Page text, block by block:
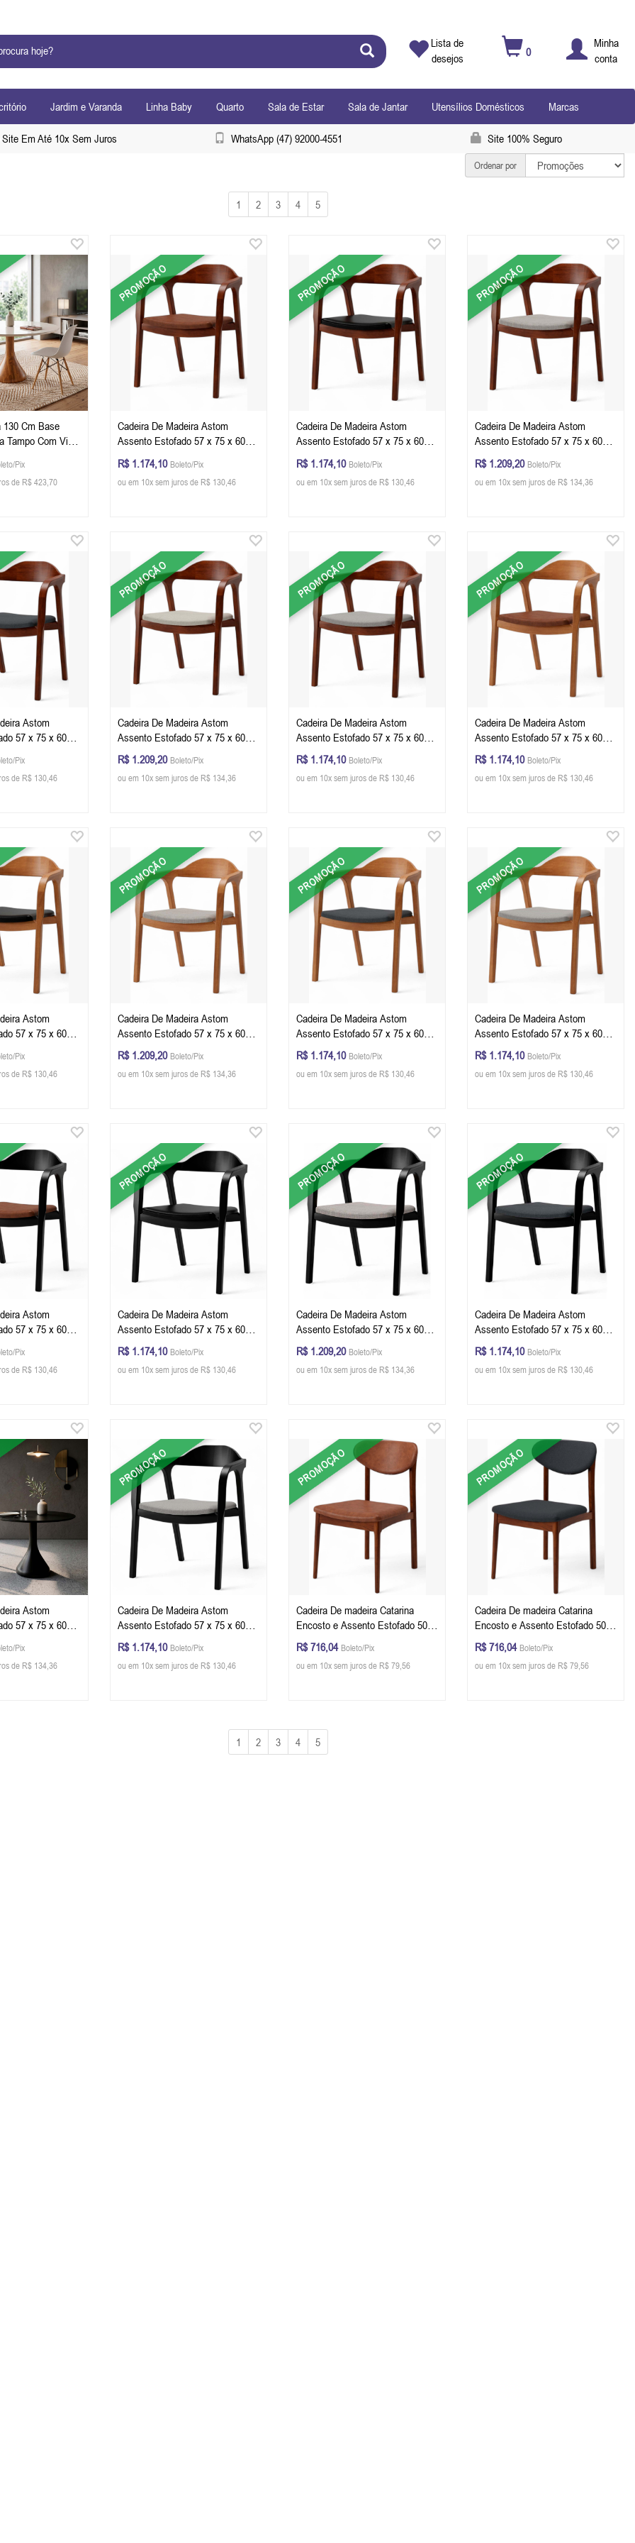
Lista de
desejos
0
Minha
conta
Jardim e Varanda Linha Baby Quarto Sala de Estar Sala de Jantar Utensílios Domésticos Marcas
Site Em Até 10x Sem Juros WhatsApp (47) 92000-4551 Site 100% Seguro
Ordenar por
1 2 3 4 5
130 Cm Base
Tampo Com Vidro
Pix
de R$ 423,70
PROMOÇÃO
Cadeira De Madeira Astom
Assento Estofado 57 x 75 x 60
cm (L x A x P) - Cor Castanho
Tecido Corino Caramelo 133B
R$ 1.174,10 Boleto/Pix
ou em 10x sem juros de R$ 130,46
PROMOÇÃO
Cadeira De Madeira Astom
Assento Estofado 57 x 75 x 60
cm (L x A x P) - Cor Castanho
Tecido Corino Preto 22B
R$ 1.174,10 Boleto/Pix
ou em 10x sem juros de R$ 130,46
PROMOÇÃO
Cadeira De Madeira Astom
Assento Estofado 57 x 75 x 60
cm (L x A x P) - Cor Castanho
Tecido Linho 149A
R$ 1.209,20 Boleto/Pix
ou em 10x sem juros de R$ 134,36
Astom
57 x 75 x 60
Castanho
Pix
de R$ 130,46
PROMOÇÃO
Cadeira De Madeira Astom
Assento Estofado 57 x 75 x 60
cm (L x A x P) - Cor Castanho
Tecido Linho 154A
R$ 1.209,20 Boleto/Pix
ou em 10x sem juros de R$ 134,36
PROMOÇÃO
Cadeira De Madeira Astom
Assento Estofado 57 x 75 x 60
cm (L x A x P) - Cor Castanho
Tecido Linho 87B
R$ 1.174,10 Boleto/Pix
ou em 10x sem juros de R$ 130,46
PROMOÇÃO
Cadeira De Madeira Astom
Assento Estofado 57 x 75 x 60
cm (L x A x P) - Cor Champagne
Tecido Corino Caramelo 133B
R$ 1.174,10 Boleto/Pix
ou em 10x sem juros de R$ 130,46
Astom
57 x 75 x 60
Champagne
22B
Pix
de R$ 130,46
PROMOÇÃO
Cadeira De Madeira Astom
Assento Estofado 57 x 75 x 60
cm (L x A x P) - Cor Champagne
Tecido Linho 149A
R$ 1.209,20 Boleto/Pix
ou em 10x sem juros de R$ 134,36
PROMOÇÃO
Cadeira De Madeira Astom
Assento Estofado 57 x 75 x 60
cm (L x A x P) - Cor Champagne
Tecido Linho 152B
R$ 1.174,10 Boleto/Pix
ou em 10x sem juros de R$ 130,46
PROMOÇÃO
Cadeira De Madeira Astom
Assento Estofado 57 x 75 x 60
cm (L x A x P) - Cor Champagne
Tecido Linho 87B
R$ 1.174,10 Boleto/Pix
ou em 10x sem juros de R$ 130,46
Astom
57 x 75 x 60
Preto Tecido
133B
Pix
de R$ 130,46
PROMOÇÃO
Cadeira De Madeira Astom
Assento Estofado 57 x 75 x 60
cm (L x A x P) - Cor Preto Tecido
Corino Preto 22B
R$ 1.174,10 Boleto/Pix
ou em 10x sem juros de R$ 130,46
PROMOÇÃO
Cadeira De Madeira Astom
Assento Estofado 57 x 75 x 60
cm (L x A x P) - Cor Preto Tecido
Linho 149A
R$ 1.209,20 Boleto/Pix
ou em 10x sem juros de R$ 134,36
PROMOÇÃO
Cadeira De Madeira Astom
Assento Estofado 57 x 75 x 60
cm (L x A x P) - Cor Preto Tecido
Linho 152B
R$ 1.174,10 Boleto/Pix
ou em 10x sem juros de R$ 130,46
Astom
57 x 75 x 60
Preto Tecido
Pix
de R$ 134,36
PROMOÇÃO
Cadeira De Madeira Astom
Assento Estofado 57 x 75 x 60
cm (L x A x P) - Cor Preto Tecido
Linho 87B
R$ 1.174,10 Boleto/Pix
ou em 10x sem juros de R$ 130,46
PROMOÇÃO
Cadeira De madeira Catarina
Encosto e Assento Estofado 50 x
84 x 58 cm (L x A x P) - Cor
Castanho Tecido Corino Caramelo
133B
R$ 716,04 Boleto/Pix
ou em 10x sem juros de R$ 79,56
PROMOÇÃO
Cadeira De madeira Catarina
Encosto e Assento Estofado 50 x
84 x 58 cm (L x A x P) - Cor
Castanho Tecido Linho 152B
R$ 716,04 Boleto/Pix
ou em 10x sem juros de R$ 79,56
1 2 3 4 5